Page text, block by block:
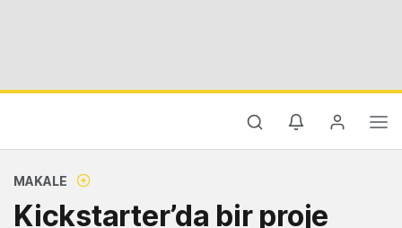
MAKALE
Kickstarter’da bir proje